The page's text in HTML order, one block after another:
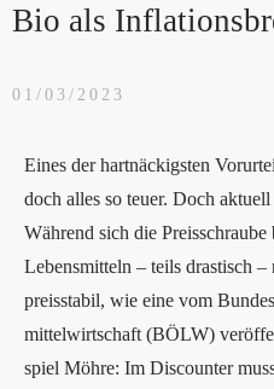
Bio als
01/03/2023
Eines der hart­nä­ckigs­ten
doch alles so teu­er. Doch
Wäh­rend sich die
Lebens­mit­teln – teils dras­tisch
preis­sta­bil, wie eine vom
mit­tel­wirt­schaft (BÖLW)
spiel Möh­re: Im Dis­coun­ter